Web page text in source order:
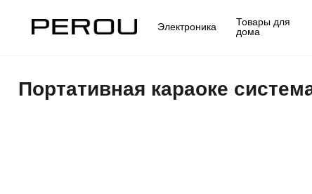
Электроника Товары для
дома
Портативная караоке